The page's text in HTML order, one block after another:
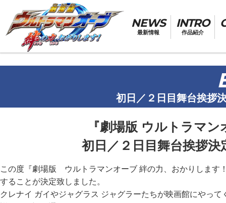
NEWS
最新情報
INTRO
作品紹介
初日／２日目舞台挨拶
『劇場版 ウルトラマ
初日／２日目舞台挨拶決
この度『劇場版 ウルトラマンオーブ 絆の力、おかりします
することが決定致しました。
クレナイ ガイやジャグラス ジャグラーたちが映画館にやっ